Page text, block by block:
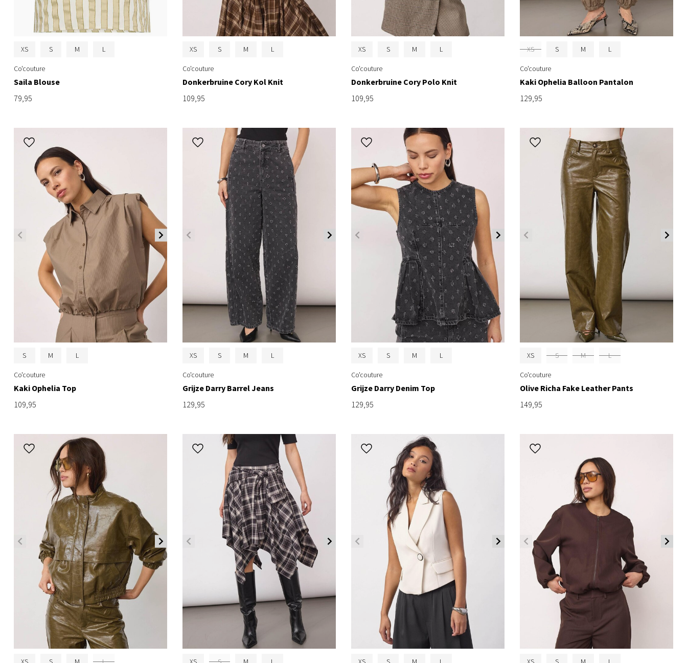
XS S M L
Co'couture
Saila Blouse
79,95
XS S M L
Co'couture
Donkerbruine Cory Kol Knit
109,95
XS S M L
Co'couture
Donkerbruine Cory Polo Knit
109,95
XS S M L
Co'couture
Kaki Ophelia Balloon Pantalon
129,95
S M L
Co'couture
Kaki Ophelia Top
109,95
XS S M L
Co'couture
Grijze Darry Barrel Jeans
129,95
XS S M L
Co'couture
Grijze Darry Denim Top
129,95
XS S M L
Co'couture
Olive Richa Fake Leather Pants
149,95